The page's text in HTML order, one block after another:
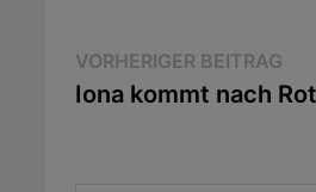
VORHERIGER BEITRAG
Iona kommt nach